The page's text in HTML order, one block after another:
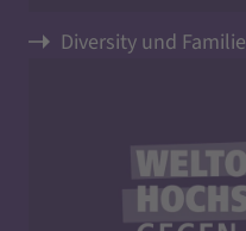
Diversity und Familie